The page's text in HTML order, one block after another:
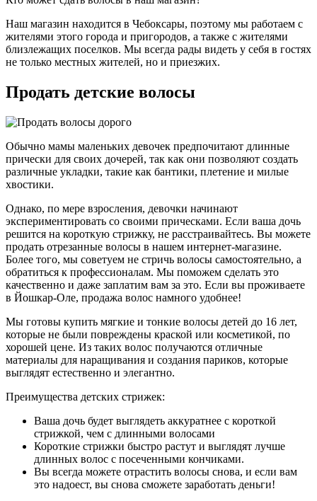
Наш магазин находится в Чебоксары, поэтому мы работаем с
жителями этого города и пригородов, а также с жителями
близлежащих поселков. Мы всегда рады видеть у себя в гостях
не только местных жителей, но и приезжих.
Продать детские волосы
Обычно мамы маленьких девочек предпочитают длинные
прически для своих дочерей, так как они позволяют создать
различные укладки, такие как бантики, плетение и милые
хвостики.
Однако, по мере взросления, девочки начинают
экспериментировать со своими прическами. Если ваша дочь
решится на короткую стрижку, не расстраивайтесь. Вы можете
продать отрезанные волосы в нашем интернет-магазине.
Более того, мы советуем не стричь волосы самостоятельно, а
обратиться к профессионалам. Мы поможем сделать это
качественно и даже заплатим вам за это. Если вы проживаете
в Йошкар-Оле, продажа волос намного удобнее!
Мы готовы купить мягкие и тонкие волосы детей до 16 лет,
которые не были повреждены краской или косметикой, по
хорошей цене. Из таких волос получаются отличные
материалы для наращивания и создания париков, которые
выглядят естественно и элегантно.
Преимущества детских стрижек:
Ваша дочь будет выглядеть аккуратнее с короткой
стрижкой, чем с длинными волосами
Короткие стрижки быстро растут и выглядят лучше
длинных волос с посеченными кончиками.
Вы всегда можете отрастить волосы снова, и если вам
это надоест, вы снова сможете заработать деньги!